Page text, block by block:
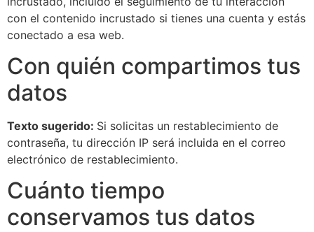
con el contenido incrustado si tienes una cuenta y estás
conectado a esa web.
Con quién compartimos tus
datos
Texto sugerido: Si solicitas un restablecimiento de
contraseña, tu dirección IP será incluida en el correo
electrónico de restablecimiento.
Cuánto tiempo
conservamos tus datos